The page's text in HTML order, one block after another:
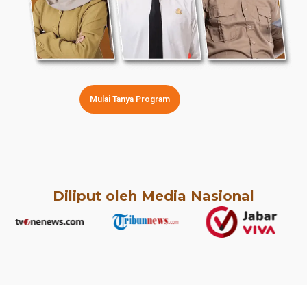
Mulai Tanya Program
Diliput oleh Media Nasional